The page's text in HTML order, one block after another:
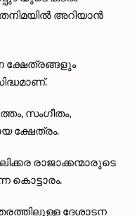
അറിയാൻ
ക്ഷേത്രങ്ങളും
സംഗീതം,
ക്ഷേത്രം.
രാജാക്കന്മാരുടെ
കൊട്ടാരം.
തരത്തിലുള്ള ദേശാടന